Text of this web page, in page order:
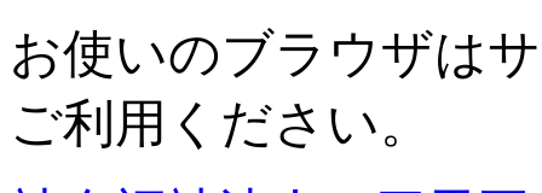
お使いのブラウザは
ご利用ください。